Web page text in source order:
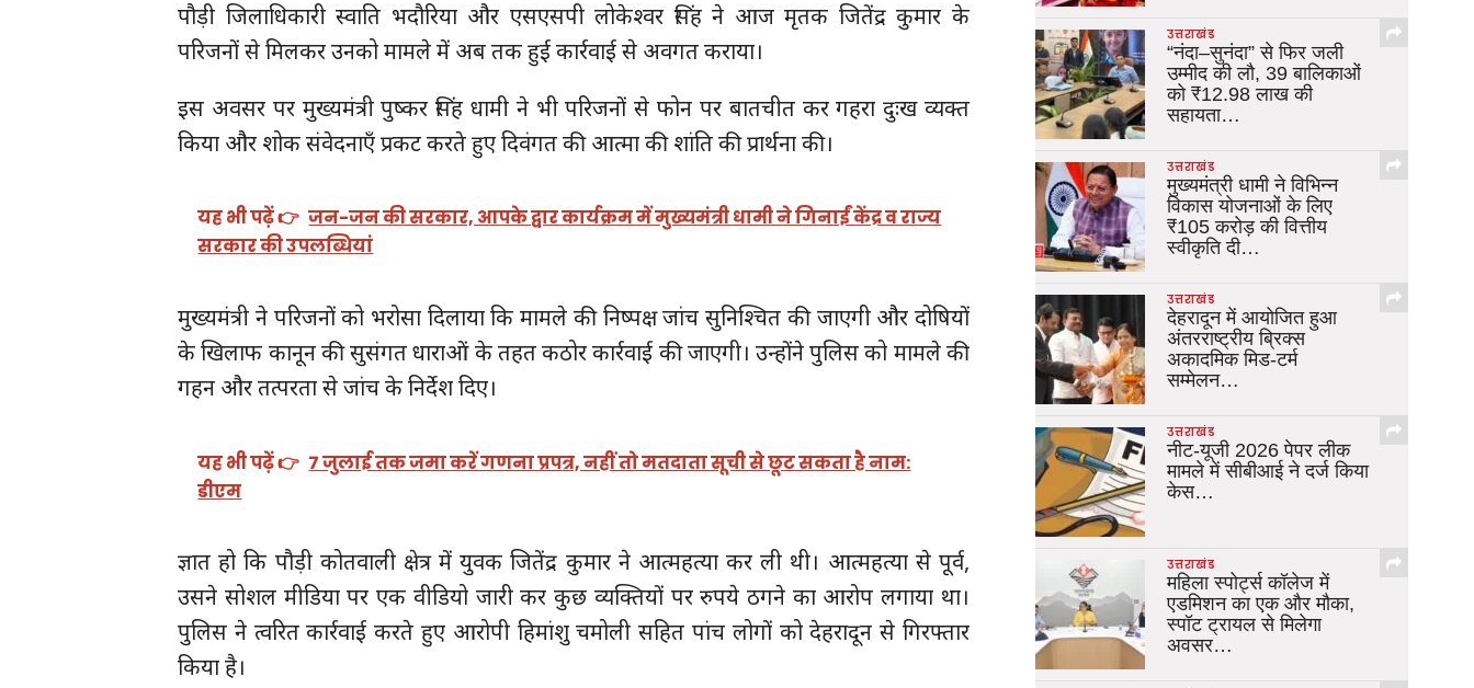
पौड़ी जिलाधिकारी स्वाति भदौरिया और एसएसपी लोकेश्वर सिंह ने आज मृतक जितेंद्र कुमार के
परिजनों से मिलकर उनको मामले में अब तक हुई कार्रवाई से अवगत कराया।
इस अवसर पर मुख्यमंत्री पुष्कर सिंह धामी ने भी परिजनों से फोन पर बातचीत कर गहरा दुःख व्यक्त
किया और शोक संवेदनाएँ प्रकट करते हुए दिवंगत की आत्मा की शांति की प्रार्थना की।
यह भी पढ़ें 👉 जन-जन की सरकार, आपके द्वार कार्यक्रम में मुख्यमंत्री धामी ने गिनाईं केंद्र व राज्य
सरकार की उपलब्धियां
मुख्यमंत्री ने परिजनों को भरोसा दिलाया कि मामले की निष्पक्ष जांच सुनिश्चित की जाएगी और दोषियों
के खिलाफ कानून की सुसंगत धाराओं के तहत कठोर कार्रवाई की जाएगी। उन्होंने पुलिस को मामले की
गहन और तत्परता से जांच के निर्देश दिए।
यह भी पढ़ें 👉 7 जुलाई तक जमा करें गणना प्रपत्र, नहीं तो मतदाता सूची से छूट सकता है नाम:
डीएम
ज्ञात हो कि पौड़ी कोतवाली क्षेत्र में युवक जितेंद्र कुमार ने आत्महत्या कर ली थी। आत्महत्या से पूर्व,
उसने सोशल मीडिया पर एक वीडियो जारी कर कुछ व्यक्तियों पर रुपये ठगने का आरोप लगाया था।
पुलिस ने त्वरित कार्रवाई करते हुए आरोपी हिमांशु चमोली सहित पांच लोगों को देहरादून से गिरफ्तार
किया है।
उत्तराखंड
“नंदा–सुनंदा” से फिर जली
उम्मीद की लौ, 39 बालिकाओं
को ₹12.98 लाख की
सहायता…
उत्तराखंड
मुख्यमंत्री धामी ने विभिन्न
विकास योजनाओं के लिए
₹105 करोड़ की वित्तीय
स्वीकृति दी…
उत्तराखंड
देहरादून में आयोजित हुआ
अंतरराष्ट्रीय ब्रिक्स
अकादमिक मिड-टर्म
सम्मेलन…
उत्तराखंड
नीट-यूजी 2026 पेपर लीक
मामले में सीबीआई ने दर्ज किया
केस…
उत्तराखंड
महिला स्पोर्ट्स कॉलेज में
एडमिशन का एक और मौका,
स्पॉट ट्रायल से मिलेगा
अवसर…